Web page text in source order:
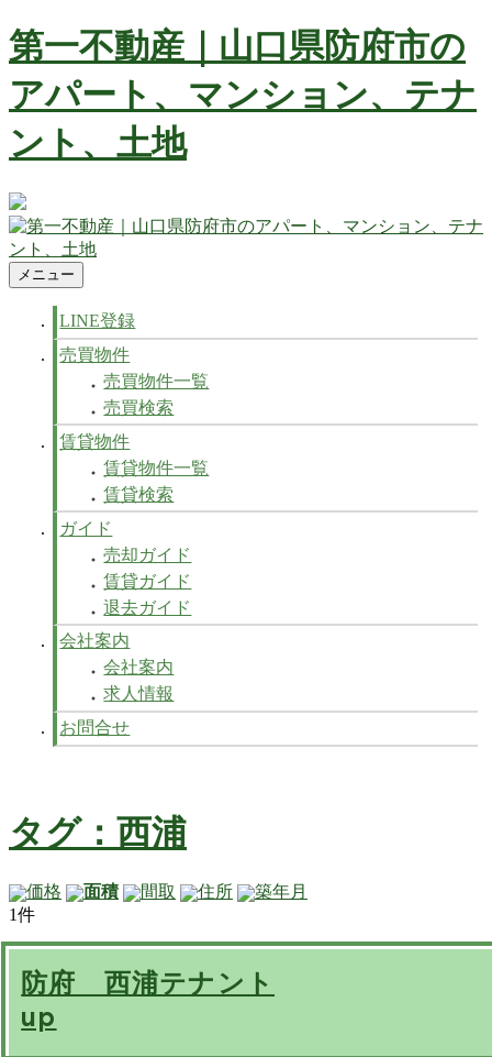
コ
ン
テ
ン
ツ
へ
キ
ッ
プ
第一不動産｜山口県防府市の
アパート、マンション、テナ
ント、土地
防府市の不動産 賃貸、マンション、アパート、テナントなど
不動産の事ならお任せ下さい
第一不動産｜山口県防府市のアパート、マンション、テナン
ト、土地
防府市の不動産 賃貸、マンション、アパート、テナントなど
不動産の事ならお任せ下さい
メニュー
LINE登録
売買物件
売買物件一覧
売買検索
賃貸物件
賃貸物件一覧
賃貸検索
ガイド
売却ガイド
賃貸ガイド
退去ガイド
会社案内
会社案内
求人情報
お問合せ
タグ：西浦
価格 面積 間取 住所 築年月
1件
防府 西浦テナント
up